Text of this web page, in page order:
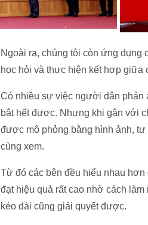
Ngoài ra, chúng tôi còn ứng dụng
học hỏi và thực hiện kết hợp giữa
Có nhiều sự việc người dân phản
bắt hết được. Nhưng khi gắn với
được mô phỏng bằng hình ảnh,
cùng xem.
Từ đó các bên đều hiểu nhau
đạt hiệu quả rất cao nhờ cách
kéo dài cũng giải quyết được.